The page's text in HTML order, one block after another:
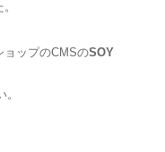
ョップのCMSのSOY